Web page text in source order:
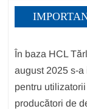
În baza HCL
august 2025 s-
pentru
producători de